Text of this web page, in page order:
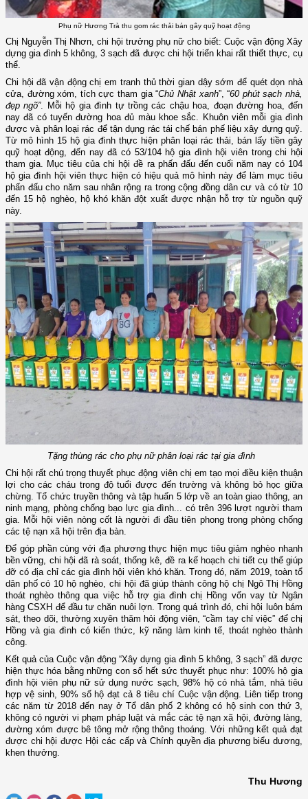
Phụ nữ Hương Trà thu gom rác thải bán gây quỹ hoạt động
Chị Nguyễn Thị Nhơn, chi hội trưởng phụ nữ cho biết: Cuộc vận động Xây
dựng gia đình 5 không, 3 sạch đã được chi hội triển khai rất thiết thực, cụ
thể.
Chi hội đã vận động chị em tranh thủ thời gian dậy sớm để quét dọn nhà
cửa, đường xóm, tích cực tham gia “Chủ Nhật xanh”, “60 phút sạch nhà,
đẹp ngõ”. Mỗi hộ gia đình tự trồng các chậu hoa, đoạn đường hoa, đến
nay đã có tuyến đường hoa đủ màu khoe sắc. Khuôn viên mỗi gia đình
được và phân loại rác để tận dụng rác tái chế bán phế liệu xây dựng quỹ.
Từ mô hình 15 hộ gia đình thực hiện phân loại rác thải, bán lấy tiền gây
quỹ hoạt động, đến nay đã có 53/104 hộ gia đình hội viên trong chi hội
tham gia. Mục tiêu của chi hội đề ra phấn đấu đến cuối năm nay có 104
hộ gia đình hội viên thực hiện có hiệu quả mô hình này để làm mục tiêu
phấn đấu cho năm sau nhân rộng ra trong cộng đồng dân cư và có từ 10
đến 15 hộ nghèo, hộ khó khăn đột xuất được nhận hỗ trợ từ nguồn quỹ
này.
Tặng thùng rác cho phụ nữ phân loại rác tại gia đình
Chi hội rất chú trọng thuyết phục động viên chị em tạo mọi điều kiện thuận
lợi cho các cháu trong độ tuổi được đến trường và không bỏ học giữa
chừng. Tổ chức truyền thông và tập huấn 5 lớp về an toàn giao thông, an
ninh mạng, phòng chống bạo lực gia đình... có trên 396 lượt người tham
gia. Mỗi hội viên nòng cốt là người đi đầu tiên phong trong phòng chống
các tệ nạn xã hội trên địa bàn.
Để góp phần cùng với địa phương thực hiện mục tiêu giảm nghèo nhanh
bền vững, chi hội đã rà soát, thống kê, đề ra kế hoạch chi tiết cụ thể giúp
đỡ có địa chỉ các gia đình hội viên khó khăn. Trong đó, năm 2019, toàn tổ
dân phố có 10 hộ nghèo, chi hội đã giúp thành công hộ chị Ngô Thị Hồng
thoát nghèo thông qua việc hỗ trợ gia đình chị Hồng vốn vay từ Ngân
hàng CSXH để đầu tư chăn nuôi lợn. Trong quá trình đó, chi hội luôn bám
sát, theo dõi, thường xuyên thăm hỏi động viên, “cầm tay chỉ việc” để chị
Hồng và gia đình có kiến thức, kỹ năng làm kinh tế, thoát nghèo thành
công.
Kết quả của Cuộc vận động “Xây dựng gia đình 5 không, 3 sạch” đã được
hiện thực hóa bằng những con số hết sức thuyết phục như: 100% hộ gia
đình hội viên phụ nữ sử dụng nước sạch, 98% hộ có nhà tắm, nhà tiêu
hợp vệ sinh, 90% số hộ đạt cả 8 tiêu chí Cuộc vận động. Liên tiếp trong
các năm từ 2018 đến nay ở Tổ dân phố 2 không có hộ sinh con thứ 3,
không có người vi phạm pháp luật và mắc các tệ nạn xã hội, đường làng,
đường xóm được bê tông mở rộng thông thoáng. Với những kết quả đạt
được chi hội được Hội các cấp và Chính quyền địa phương biểu dương,
khen thưởng.
Thu Hương